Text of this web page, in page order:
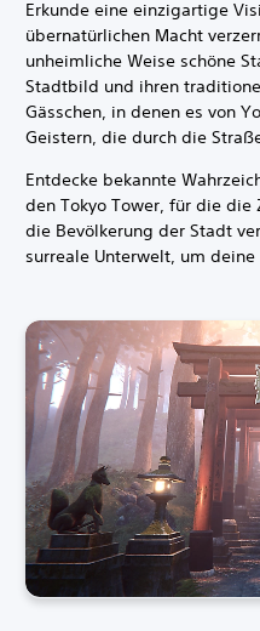
Erkunde eine einzigartige
übernatürlichen Macht
unheimliche Weise schöne
Stadtbild und ihren
Gässchen, in denen es von
Geistern, die durch die
Entdecke bekannte
den Tokyo Tower, für die
die Bevölkerung der Stadt
surreale Unterwelt, um